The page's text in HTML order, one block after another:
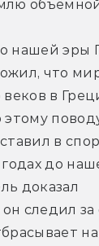
нашей эры
что
в
в
до
доказал
следил